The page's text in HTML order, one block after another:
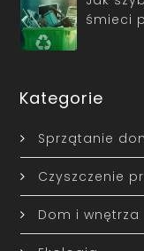
śmieci
Kategorie
Sprzątanie
Czyszczenie
Dom i wnętrza